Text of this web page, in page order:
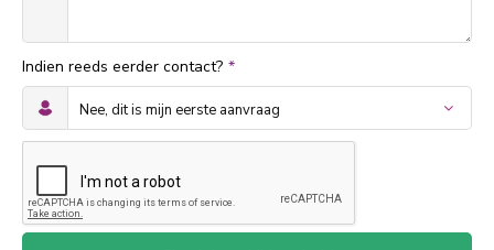
Indien reeds eerder contact? *